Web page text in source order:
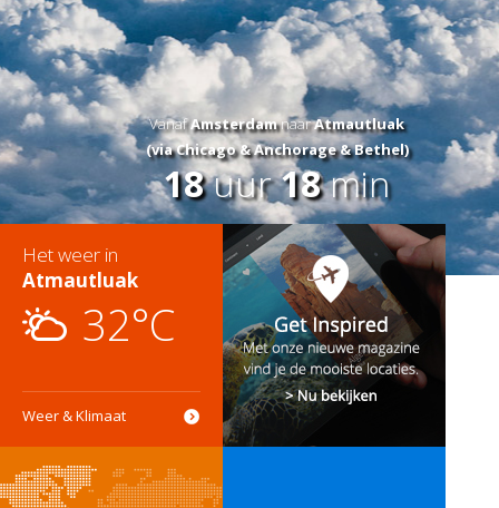
VanafAmsterdamnaarAtmautluak
(via Chicago & Anchorage & Bethel)
18uur18min
Het weer in
Atmautluak
32°C
Weer & Klimaat